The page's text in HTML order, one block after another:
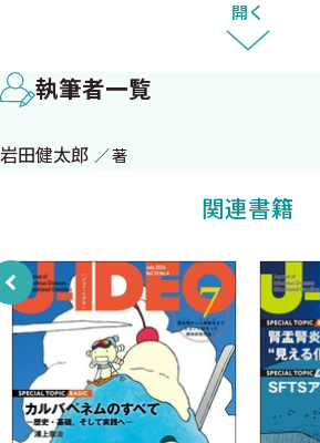
6．病歴からは，この診断でいいと思います
7．熱もCRPも下がったから抗生剤を切ろう
8．臨床的に良くなっているから？
9．ニューキノロンでよいのか？
11．上気道炎です？
15．そうでないとしたら？
16．in spite of
17．意識障害，高齢者，CT？
18．ナースは大事にしよう．けれども
19．お尻にワクチン打っていませんか
20．熱＝感染症？
開く
執筆者一覧
岩田健太郎 著
関連書籍